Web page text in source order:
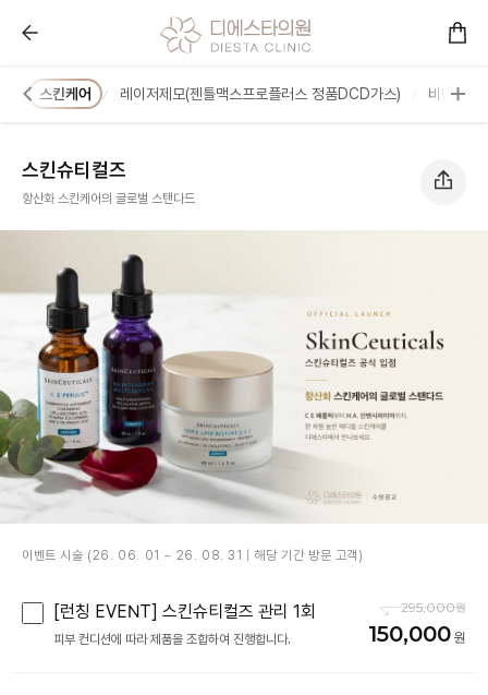
스킨슈티컬즈 :: 콜라겐을 아는 피부과 디에스타의원ㅣ광교
스킨케어 레이저제모(젠틀맥스프로플러스 정품DCD가스) 비만/체형
스킨슈티컬즈
항산화 스킨케어의 글로벌 스탠다드
이벤트 시술 (26. 06. 01 ~ 26. 08. 31 | 해당 기간 방문 고객)
[런칭 EVENT] 스킨슈티컬즈 관리 1회
피부 컨디션에 따라 제품을 조합하여 진행합니다.
295,000
150,000